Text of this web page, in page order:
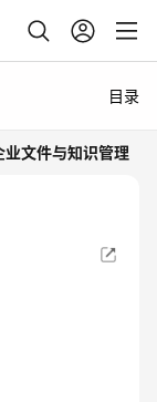
目录
业文件与知识管理